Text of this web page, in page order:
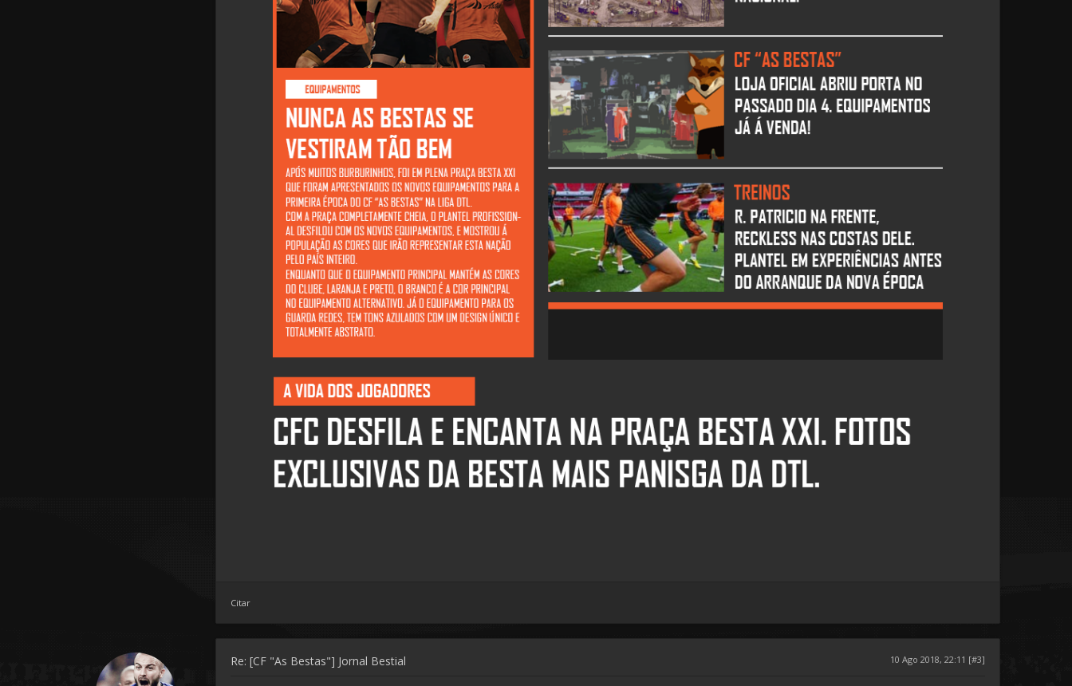
Citar
Re: [CF "As Bestas"] Jornal Bestial 10 Ago 2018, 22:11 [#3]